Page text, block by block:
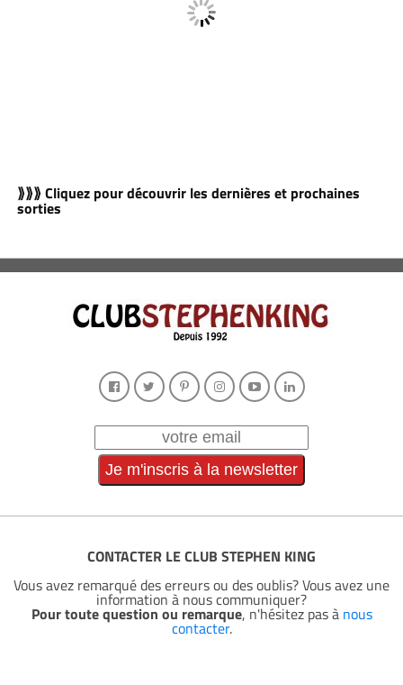
⟫⟫⟫ Cliquez pour découvrir les dernières et prochaines
sorties
CONTACTER LE CLUB STEPHEN KING
Vous avez remarqué des erreurs ou des oublis? Vous avez une
information à nous communiquer?
Pour toute question ou remarque, n'hésitez pas à nous
contacter.